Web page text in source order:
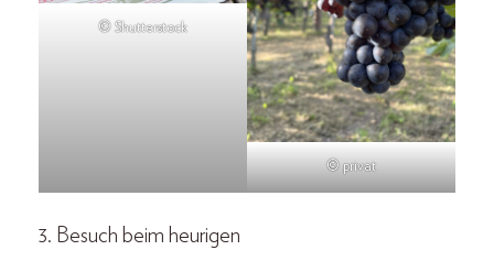
© Shutterstock
© privat
3. Besuch beim heurigen